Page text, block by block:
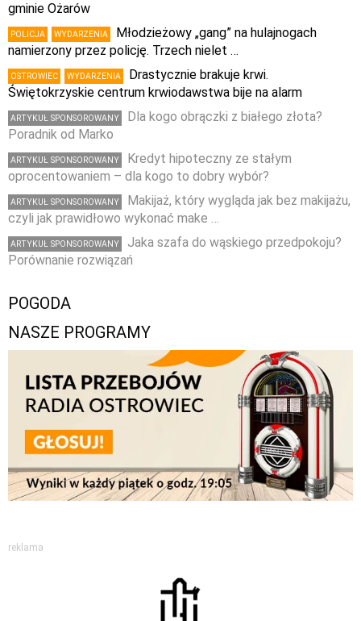
gminie Ożarów
POLICJA WYDARZENIA
Młodzieżowy „gang” na hulajnogach
namierzony przez policję. Trzech nielet …
OSTROWIEC WYDARZENIA
Drastycznie brakuje krwi.
Świętokrzyskie centrum krwiodawstwa bije na alarm
ARTYKUŁ SPONSOROWANY
Dla kogo obrączki z białego złota?
Poradnik od Marko
ARTYKUŁ SPONSOROWANY
Kredyt hipoteczny ze stałym
oprocentowaniem – dla kogo to dobry wybór?
ARTYKUŁ SPONSOROWANY
Makijaż, który wygląda jak bez makijażu,
czyli jak prawidłowo wykonać make …
ARTYKUŁ SPONSOROWANY
Jaka szafa do wąskiego przedpokoju?
Porównanie rozwiązań
POGODA
NASZE PROGRAMY
reklama